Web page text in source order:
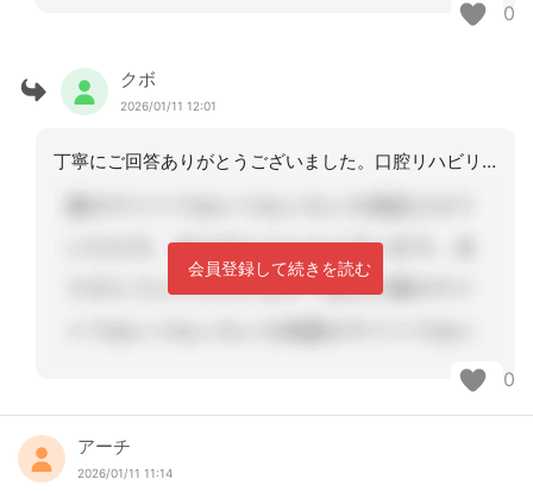
0
クボ
2026/01/11 12:01
丁寧にご回答ありがとうございました。口腔リハビリ検討してみます。
会員登録して続きを読む
0
アーチ
2026/01/11 11:14